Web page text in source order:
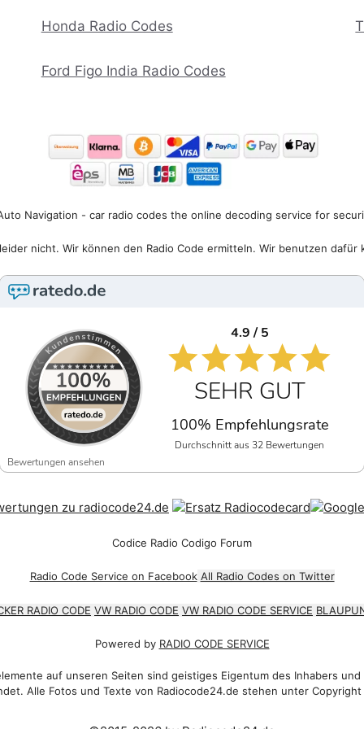
Honda Radio Codes
Ford Figo India Radio Codes
Navigation - car radio codes the online decoding service for
nicht. Wir können den Radio Code ermitteln. Wir benutzen dafür
4.9 / 5
SEHR GUT
100% Empfehlungsrate
Durchschnitt aus 32 Bewertungen
Bewertungen ansehen
Codice Radio Codigo Forum
Radio Code Service on Facebook All Radio Codes on Twitter
RADIO CODE VW RADIO CODE VW RADIO CODE SERVICE
Powered by RADIO CODE SERVICE
auf unseren Seiten sind geistiges Eigentum des Inhabers
Alle Fotos und Texte von Radiocode24.de stehen unter